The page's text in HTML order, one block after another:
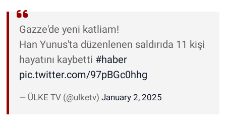
Gazze'de yeni katliam!
Han Yunus'ta düzenlenen saldırıda 11 kişi
hayatını kaybetti #haber
pic.twitter.com/97pBGc0hhg
— ÜLKE TV (@ulketv) January 2, 2025